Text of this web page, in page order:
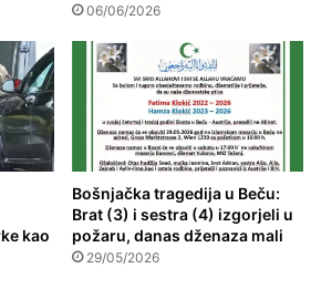
06/06/2026
kao
Bošnjačka tragedija u Beču:
Brat (3) i sestra (4) izgorjeli u
požaru, danas dženaza mali
29/05/2026